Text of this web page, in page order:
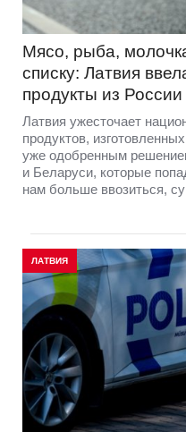
Мясо, рыба,
списку: Латвия
продукты из
Латвия ужесточает
продуктов,
уже одобренным
и Беларуси, которые
нам больше ввозиться,
ЛАТВИЯ